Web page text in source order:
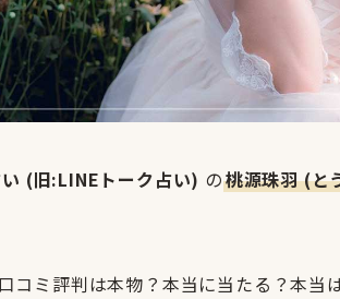
(旧:LINEトーク占い) の桃源珠羽 (と
コミ評判は本物？本当に当たる？本当